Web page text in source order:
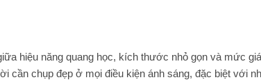
hiệu năng quang học, kích thước nhỏ gọn và mức
cần chụp đẹp ở mọi điều kiện ánh sáng, đặc biệt với